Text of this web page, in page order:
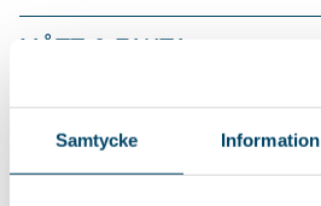
Samtycke Information
MÅTT & FAKTA